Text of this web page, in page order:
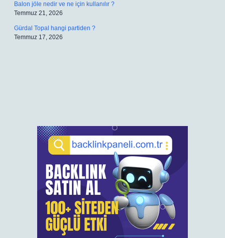
Balon jöle nedir ve ne için kullanılır ?
Temmuz 21, 2026
Gürdal Topal hangi partiden ?
Temmuz 17, 2026